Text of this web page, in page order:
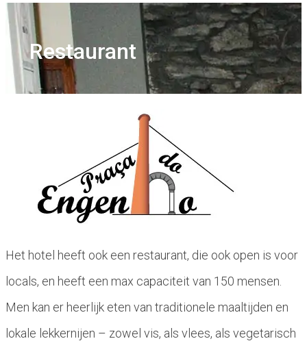
Restaurant
Het hotel heeft ook een restaurant, die ook open is voor
locals, en heeft een max capaciteit van 150 mensen.
Men kan er heerlijk eten van traditionele maaltijden en
lokale lekkernijen – zowel vis, als vlees, als vegetarisch